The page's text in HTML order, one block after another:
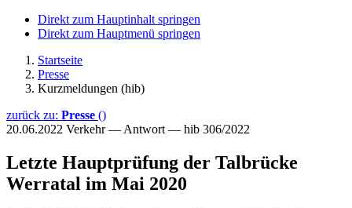
Direkt zum Hauptinhalt springen
Direkt zum Hauptmenü springen
Startseite
Presse
Kurzmeldungen (hib)
zurück zu: Presse ()
20.06.2022 Verkehr — Antwort — hib 306/2022
Letzte Hauptprüfung der Talbrücke
Werratal im Mai 2020